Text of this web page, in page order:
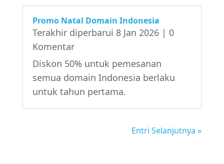
Promo Natal Domain Indonesia
Terakhir diperbarui 8 Jan 2026| 0
Komentar
Diskon 50% untuk pemesanan
semua domain Indonesia berlaku
untuk tahun pertama.
Entri Selanjutnya »